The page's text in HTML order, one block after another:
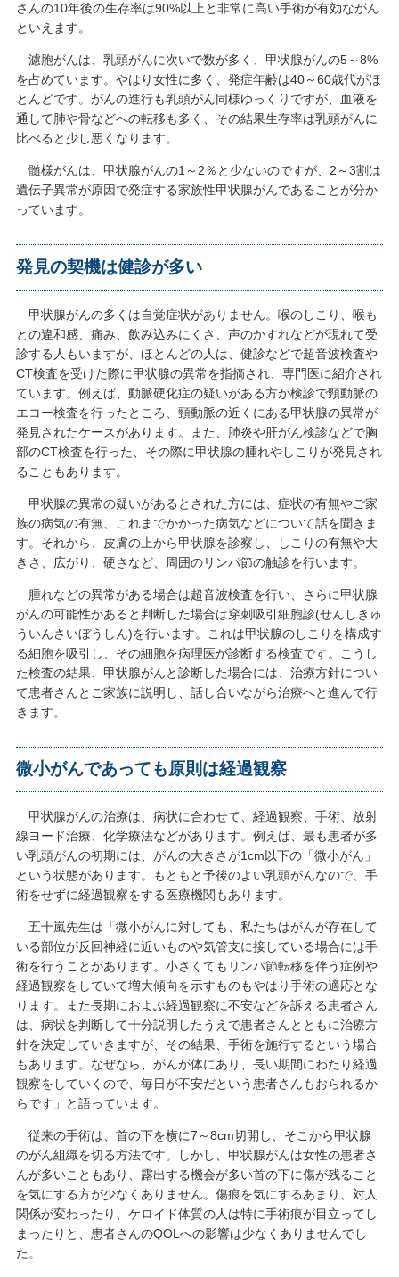
さんの10年後の生存率は90%以上と非常に高い手術が有効ながん
といえます。
濾胞がんは、乳頭がんに次いで数が多く、甲状腺がんの5～8%
を占めています。やはり女性に多く、発症年齢は40～60歳代がほ
とんどです。がんの進行も乳頭がん同様ゆっくりですが、血液を
通して肺や骨などへの転移も多く、その結果生存率は乳頭がんに
比べると少し悪くなります。
髄様がんは、甲状腺がんの1～2％と少ないのですが、2～3割は
遺伝子異常が原因で発症する家族性甲状腺がんであることが分か
っています。
発見の契機は健診が多い
甲状腺がんの多くは自覚症状がありません。喉のしこり、喉も
との違和感、痛み、飲み込みにくさ、声のかすれなどが現れて受
診する人もいますが、ほとんどの人は、健診などで超音波検査や
CT検査を受けた際に甲状腺の異常を指摘され、専門医に紹介され
ています。例えば、動脈硬化症の疑いがある方が検診で頸動脈の
エコー検査を行ったところ、頸動脈の近くにある甲状腺の異常が
発見されたケースがあります。また、肺炎や肝がん検診などで胸
部のCT検査を行った、その際に甲状腺の腫れやしこりが発見され
ることもあります。
甲状腺の異常の疑いがあるとされた方には、症状の有無やご家
族の病気の有無、これまでかかった病気などについて話を聞きま
す。それから、皮膚の上から甲状腺を診察し、しこりの有無や大
きさ、広がり、硬さなど、周囲のリンパ節の触診を行います。
腫れなどの異常がある場合は超音波検査を行い、さらに甲状腺
がんの可能性があると判断した場合は穿刺吸引細胞診(せんしきゅ
ういんさいぼうしん)を行います。これは甲状腺のしこりを構成す
る細胞を吸引し、その細胞を病理医が診断する検査です。こうし
た検査の結果、甲状腺がんと診断した場合には、治療方針につい
て患者さんとご家族に説明し、話し合いながら治療へと進んで行
きます。
微小がんであっても原則は経過観察
甲状腺がんの治療は、病状に合わせて、経過観察、手術、放射
線ヨード治療、化学療法などがあります。例えば、最も患者が多
い乳頭がんの初期には、がんの大きさが1cm以下の「微小がん」
という状態があります。もともと予後のよい乳頭がんなので、手
術をせずに経過観察をする医療機関もあります。
五十嵐先生は「微小がんに対しても、私たちはがんが存在して
いる部位が反回神経に近いものや気管支に接している場合には手
術を行うことがあります。小さくてもリンパ節転移を伴う症例や
経過観察をしていて増大傾向を示すものもやはり手術の適応とな
ります。また長期におよぶ経過観察に不安などを訴える患者さん
は、病状を判断して十分説明したうえで患者さんとともに治療方
針を決定していきますが、その結果、手術を施行するという場合
もあります。なぜなら、がんが体にあり、長い期間にわたり経過
観察をしていくので、毎日が不安だという患者さんもおられるか
らです」と語っています。
従来の手術は、首の下を横に7～8cm切開し、そこから甲状腺
のがん組織を切る方法です。しかし、甲状腺がんは女性の患者さ
んが多いこともあり、露出する機会が多い首の下に傷が残ること
を気にする方が少なくありません。傷痕を気にするあまり、対人
関係が変わったり、ケロイド体質の人は特に手術痕が目立ってし
まったりと、患者さんのQOLへの影響は少なくありませんでし
た。